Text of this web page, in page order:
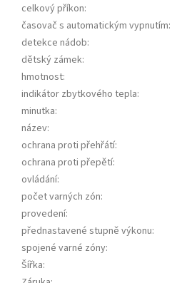
celkový příkon:
časovač s automatickým vypnutím:
detekce nádob:
dětský zámek:
hmotnost:
indikátor zbytkového tepla:
minutka:
název:
ochrana proti přehřátí:
ochrana proti přepětí:
ovládání:
počet varných zón:
provedení:
přednastavené stupně výkonu:
spojené varné zóny:
Šířka: